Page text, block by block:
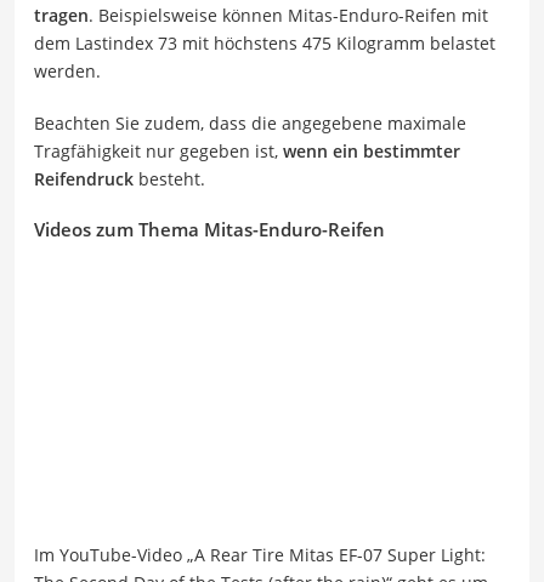
tragen. Beispielsweise können Mitas-Enduro-Reifen mit
dem Lastindex 73 mit höchstens 475 Kilogramm belastet
werden.
Beachten Sie zudem, dass die angegebene maximale
Tragfähigkeit nur gegeben ist, wenn ein bestimmter
Reifendruck besteht.
Videos zum Thema Mitas-Enduro-Reifen
Im YouTube-Video „A Rear Tire Mitas EF-07 Super Light: